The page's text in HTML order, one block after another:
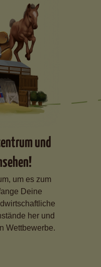
und
um es zum
Deine
her und
Wettbewerbe.